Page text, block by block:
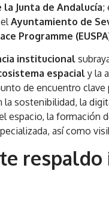
la Junta de Andalucía;
elAyuntamiento de
Programme
institucional
espacial y la
de encuentro
la sostenibilidad, la
espacio, la formación
así como